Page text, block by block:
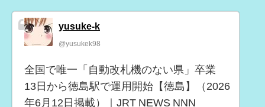
yusuke-k
@yusukek98
全国で唯一「自動改札機のない県」卒業
13日から徳島駅で運用開始【徳島】（2026
年6月12日掲載）｜JRT NEWS NNN